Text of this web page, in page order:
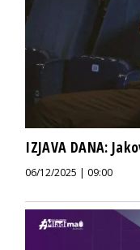
IZJAVA DANA:
06/12/2025 | 09:00